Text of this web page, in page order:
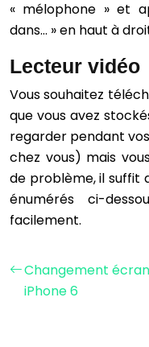
« mélophone » et
dans… » en haut à
Lecteur vidéo
Vous souhaitez
que vous avez
regarder pendant
chez vous) mais
de problème, il suffit
énumérés ci-
facilement.
Changement écran
iPhone 6